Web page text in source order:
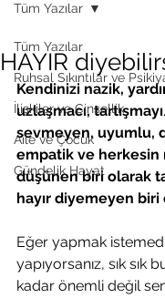
Tüm Yazılar
Ruhsal Sıkıntılar ve
İlişkiler ve Cinsellik
Aile ve Çocuk
Gündelik Hayat
Tüm Yazılar
HAYIR
Kendinizi nazik,
uzlaşmacı,
sevmeyen, uyumlu,
empatik ve
düşünen biri olarak
hayır diyemeyen
Eğer yapmak
yapıyorsanız, sık sık
kadar önemli değil